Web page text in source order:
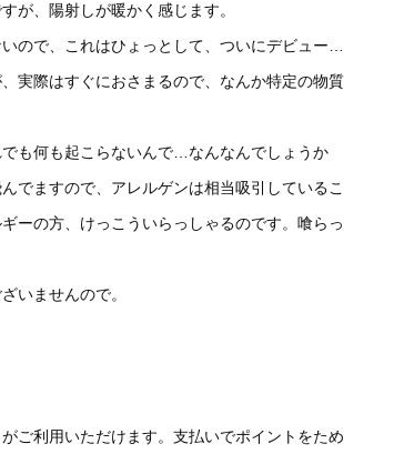
が、陽射しが暖かく感じます。
ので、これはひょっとして、ついにデビュー…
実際はすぐにおさまるので、なんか特定の物質
も何も起こらないんで…なんなんでしょうか
でますので、アレルゲンは相当吸引しているこ
ーの方、けっこういらっしゃるのです。喰らっ
いませんので。
ご利用いただけます。支払いでポイントをため